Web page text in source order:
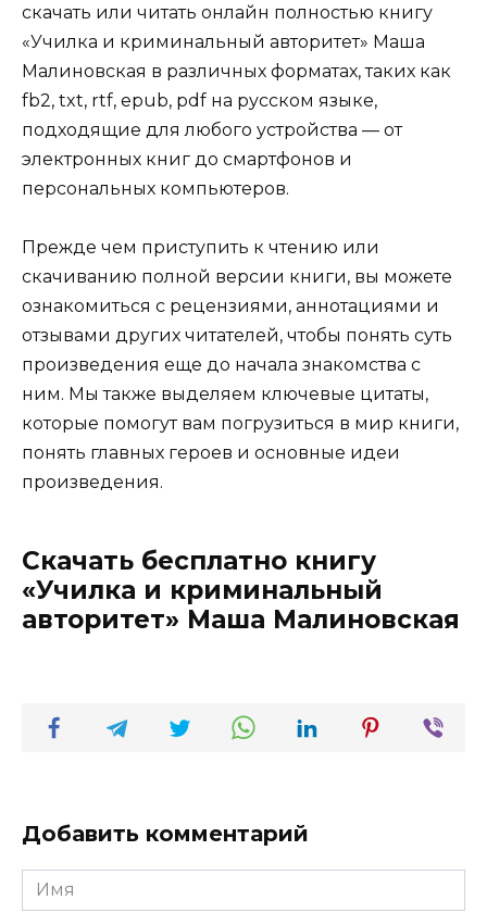
скачать или читать онлайн полностью книгу
«Училка и криминальный авторитет» Маша
Малиновская в различных форматах, таких как
fb2, txt, rtf, epub, pdf на русском языке,
подходящие для любого устройства — от
электронных книг до смартфонов и
персональных компьютеров.
Прежде чем приступить к чтению или
скачиванию полной версии книги, вы можете
ознакомиться с рецензиями, аннотациями и
отзывами других читателей, чтобы понять суть
произведения еще до начала знакомства с
ним. Мы также выделяем ключевые цитаты,
которые помогут вам погрузиться в мир книги,
понять главных героев и основные идеи
произведения.
Скачать бесплатно книгу
«Училка и криминальный
авторитет» Маша Малиновская
Добавить комментарий
Имя
*